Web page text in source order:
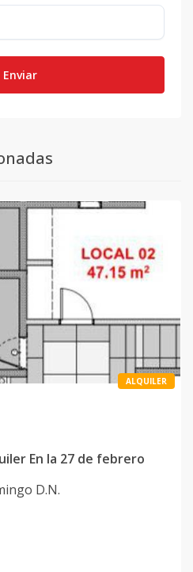
Enviar
ALQUILER
En la 27 de febrero
D.N.